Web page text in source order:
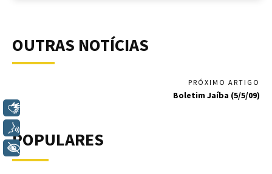
OUTRAS NOTÍCIAS
PRÓXIMO ARTIGO
Boletim Jaíba (5/5/09)
POPULARES
+ Acessibilidade